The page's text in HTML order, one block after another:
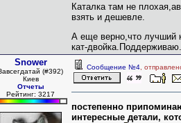
Каталка там не
взять и дешевле.
А еще верно,что лучший
кат-двойка.Поддерживаю.
Snower
(#392)
Киев
Отчеты
Рейтинг: 3217
Сообщение №4 ,
постепенно
интересные детали,